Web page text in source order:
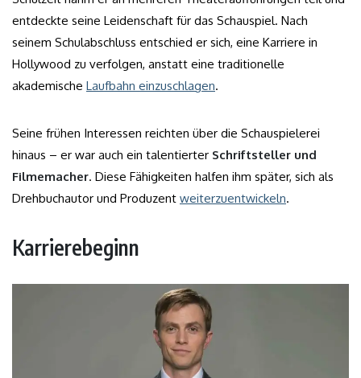
entdeckte seine Leidenschaft für das Schauspiel. Nach
seinem Schulabschluss entschied er sich, eine Karriere in
Hollywood zu verfolgen, anstatt eine traditionelle
akademische Laufbahn einzuschlagen.
Seine frühen Interessen reichten über die Schauspielerei
hinaus – er war auch ein talentierter Schriftsteller und
Filmemacher. Diese Fähigkeiten halfen ihm später, sich als
Drehbuchautor und Produzent weiterzuentwickeln.
Karrierebeginn